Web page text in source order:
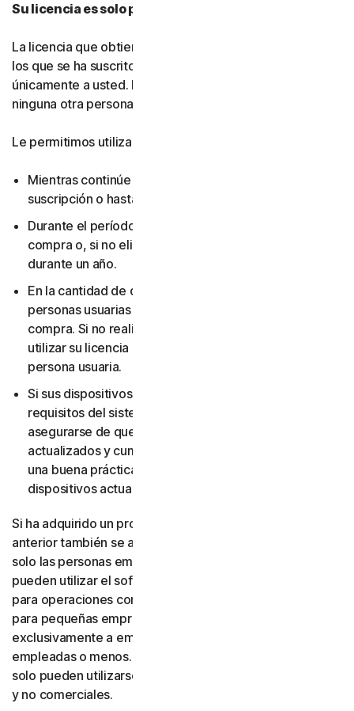
Su licencia es solo para usted:
La licencia que obtiene para el software y los servicios a
los que se ha suscrito le pertenece a usted, y
únicamente a usted. No puede transferir esa licencia a
ninguna otra persona.
Le permitimos utilizar su licencia:
Mientras continúe pagando las tarifas aplicables a su
suscripción o hasta que la suscripción finalice.
Durante el período que haya elegido al realizar la
compra o, si no eligió una duración de suscripción,
durante un año.
En la cantidad de dispositivos y para la cantidad de
personas usuarias que haya elegido al realizar la
compra. Si no realizó ninguna elección, solo puede
utilizar su licencia en un dispositivo y para una sola
persona usuaria.
Si sus dispositivos y sistemas operativos cumplen los
requisitos del sistema. Es su responsabilidad
asegurarse de que sus dispositivos se mantengan
actualizados y cumplan dichos requisitos. (También es
una buena práctica de seguridad mantener sus
dispositivos actualizados).
Si ha adquirido un producto para pequeñas empresas, lo
anterior también se aplica. La única diferencia es que
solo las personas empleadas por la pequeña empresa
pueden utilizar el software y los servicios, y únicamente
para operaciones comerciales internas. Nuestras ofertas
para pequeñas empresas se conceden bajo licencia
exclusivamente a empresas con cincuenta personas
empleadas o menos. Los productos para consumidores
solo pueden utilizarse con fines personales, domésticos
y no comerciales.